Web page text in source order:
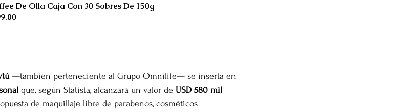
De Olla Caja Con 30 Sobres De 150g
—también perteneciente al Grupo Omnilife— se inserta en
que, según Statista, alcanzará un valor de USD 580 mil
de maquillaje libre de parabenos, cosméticos